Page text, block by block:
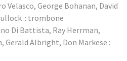
Velasco, George Bohanan, David
: trombone
Di Battista, Ray Herrman,
Gerald Albright, Don Markese :